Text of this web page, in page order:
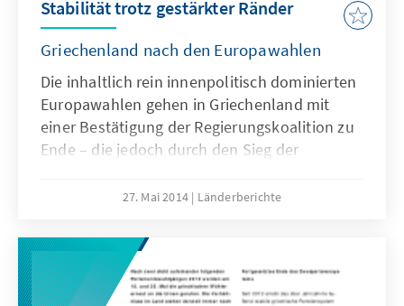
Stabilität trotz gestärkter Ränder
Griechenland nach den Europawahlen
Die inhaltlich rein innenpolitisch dominierten
Europawahlen gehen in Griechenland mit
einer Bestätigung der Regierungskoalition zu
Ende – die jedoch durch den Sieg der
Dämpfer erhält. Die Stabilisierung des
Morgenröte löst derweil Besorgnis aus.
27. Mai 2014 Länderberichte